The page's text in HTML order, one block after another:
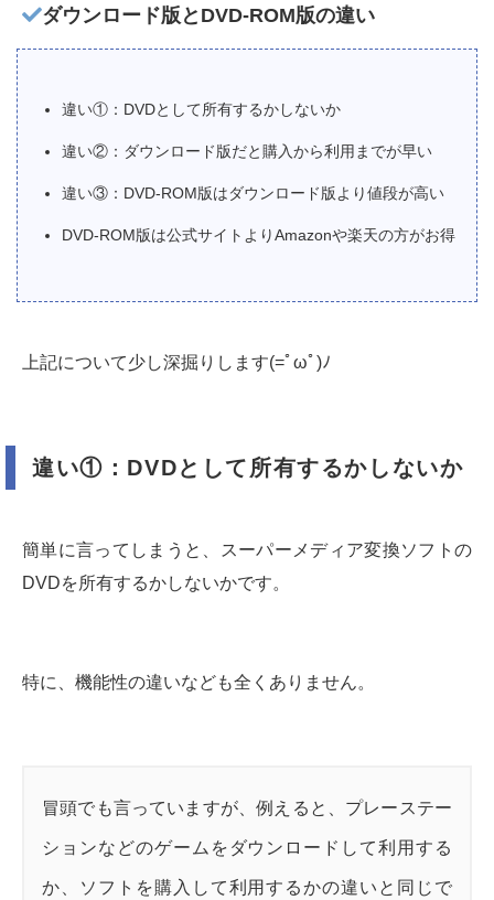
ダウンロード版とDVD-ROM版の違い
違い①：DVDとして所有するかしないか
違い②：ダウンロード版だと購入から利用までが早い
違い③：DVD-ROM版はダウンロード版より値段が高い
DVD-ROM版は公式サイトよりAmazonや楽天の方がお得
上記について少し深掘りします(=ﾟωﾟ)ﾉ
違い①：DVDとして所有するかしないか
簡単に言ってしまうと、スーパーメディア変換ソフトの
DVDを所有するかしないかです。
特に、機能性の違いなども全くありません。
冒頭でも言っていますが、例えると、プレーステー
ションなどのゲームをダウンロードして利用する
か、ソフトを購入して利用するかの違いと同じで